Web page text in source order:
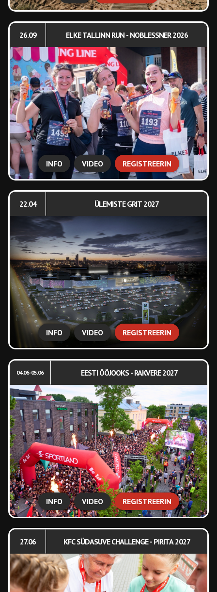
26.09 ELKE TALLINN RUN - NOBLESSNER 2026
INFO VIDEO REGISTREERIN
22.04 ÜLEMISTE GRIT 2027
INFO VIDEO REGISTREERIN
04.06-05.06 EESTI ÖÖJOOKS - RAKVERE 2027
INFO VIDEO REGISTREERIN
27.06 KFC SÜDASUVE CHALLENGE - PIRITA 2027